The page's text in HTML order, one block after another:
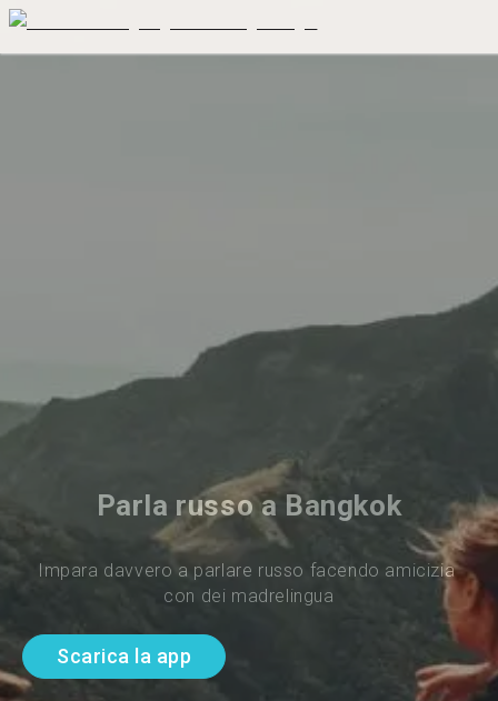
Parla russo a Bangkok
Impara davvero a parlare russo facendo amicizia
con dei madrelingua
Scarica la app